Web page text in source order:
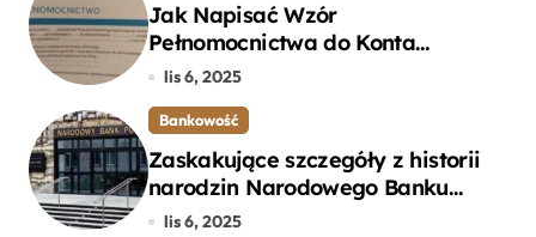
Jak Napisać Wzór
Pełnomocnictwa do Konta
Bankowego – Praktyczny
lis 6, 2025
Bankowość
Zaskakujące szczegóły z historii
narodzin Narodowego Banku
Polskiego, o których mogłeś nie
lis 6, 2025